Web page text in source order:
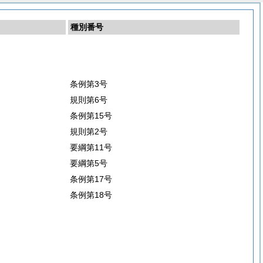
種別番号
条例第3号
規則第6号
条例第15号
規則第2号
要綱第11号
要綱第5号
条例第17号
条例第18号